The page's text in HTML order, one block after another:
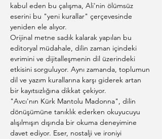
kabul eden bu çalışma, Ali'nin ölümsüz
eserini bu "yeni kurallar" çerçevesinde
yeniden ele alıyor.
Orijinal metne sadık kalarak yapılan bu
editoryal müdahale, dilin zaman içindeki
evrimini ve dijitalleşmenin dil üzerindeki
etkisini sorguluyor. Aynı zamanda, toplumun
dil ve yazım kurallarına karşı giderek artan
bir kayıtsızlığına dikkat çekiyor.
"Avcı'nın Kürk Mantolu Madonna", dilin
dönüşümüne tanıklık ederken okuyucuyu
alışılmışın dışında bir okuma deneyimine
davet ediyor. Eser, nostalji ve ironiyi